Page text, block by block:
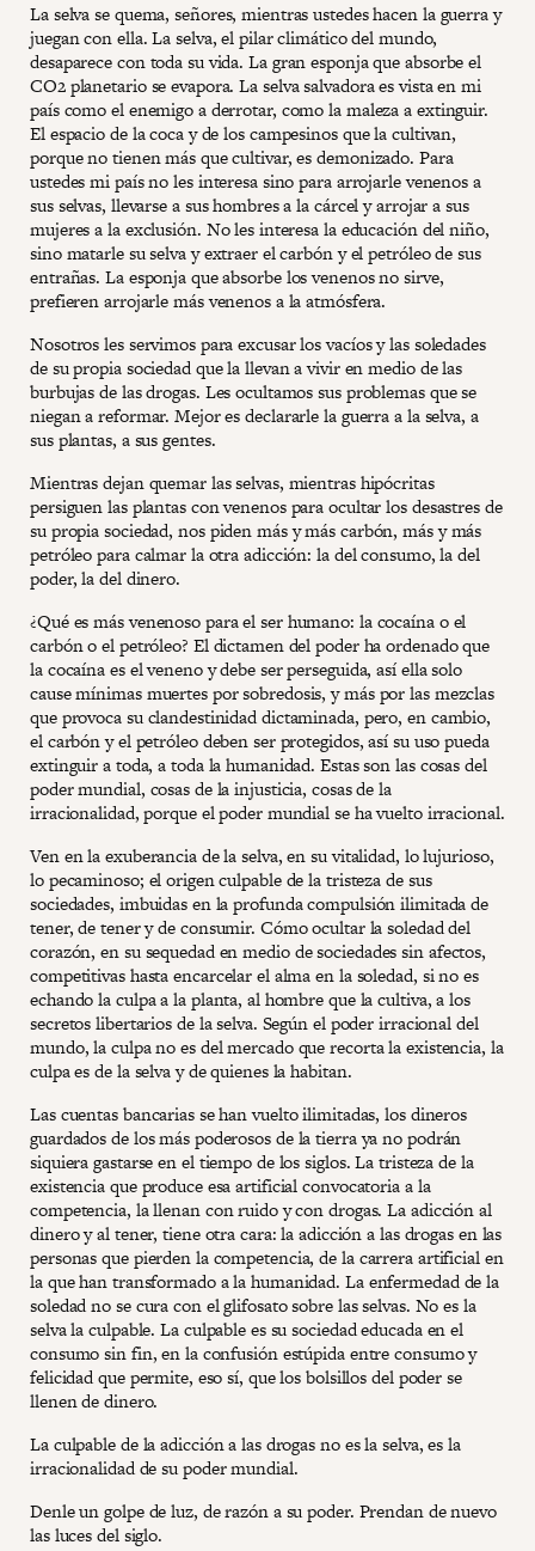
La selva se quema, señores, mientras ustedes hacen la guerra y
juegan con ella. La selva, el pilar climático del mundo,
desaparece con toda su vida. La gran esponja que absorbe el
CO2 planetario se evapora. La selva salvadora es vista en mi
país como el enemigo a derrotar, como la maleza a extinguir.
El espacio de la coca y de los campesinos que la cultivan,
porque no tienen más que cultivar, es demonizado. Para
ustedes mi país no les interesa sino para arrojarle venenos a
sus selvas, llevarse a sus hombres a la cárcel y arrojar a sus
mujeres a la exclusión. No les interesa la educación del niño,
sino matarle su selva y extraer el carbón y el petróleo de sus
entrañas. La esponja que absorbe los venenos no sirve,
prefieren arrojarle más venenos a la atmósfera.
Nosotros les servimos para excusar los vacíos y las soledades
de su propia sociedad que la llevan a vivir en medio de las
burbujas de las drogas. Les ocultamos sus problemas que se
niegan a reformar. Mejor es declararle la guerra a la selva, a
sus plantas, a sus gentes.
Mientras dejan quemar las selvas, mientras hipócritas
persiguen las plantas con venenos para ocultar los desastres de
su propia sociedad, nos piden más y más carbón, más y más
petróleo para calmar la otra adicción: la del consumo, la del
poder, la del dinero.
¿Qué es más venenoso para el ser humano: la cocaína o el
carbón o el petróleo? El dictamen del poder ha ordenado que
la cocaína es el veneno y debe ser perseguida, así ella solo
cause mínimas muertes por sobredosis, y más por las mezclas
que provoca su clandestinidad dictaminada, pero, en cambio,
el carbón y el petróleo deben ser protegidos, así su uso pueda
extinguir a toda, a toda la humanidad. Estas son las cosas del
poder mundial, cosas de la injusticia, cosas de la
irracionalidad, porque el poder mundial se ha vuelto irracional.
Ven en la exuberancia de la selva, en su vitalidad, lo lujurioso,
lo pecaminoso; el origen culpable de la tristeza de sus
sociedades, imbuidas en la profunda compulsión ilimitada de
tener, de tener y de consumir. Cómo ocultar la soledad del
corazón, en su sequedad en medio de sociedades sin afectos,
competitivas hasta encarcelar el alma en la soledad, si no es
echando la culpa a la planta, al hombre que la cultiva, a los
secretos libertarios de la selva. Según el poder irracional del
mundo, la culpa no es del mercado que recorta la existencia, la
culpa es de la selva y de quienes la habitan.
Las cuentas bancarias se han vuelto ilimitadas, los dineros
guardados de los más poderosos de la tierra ya no podrán
siquiera gastarse en el tiempo de los siglos. La tristeza de la
existencia que produce esa artificial convocatoria a la
competencia, la llenan con ruido y con drogas. La adicción al
dinero y al tener, tiene otra cara: la adicción a las drogas en las
personas que pierden la competencia, de la carrera artificial en
la que han transformado a la humanidad. La enfermedad de la
soledad no se cura con el glifosato sobre las selvas. No es la
selva la culpable. La culpable es su sociedad educada en el
consumo sin fin, en la confusión estúpida entre consumo y
felicidad que permite, eso sí, que los bolsillos del poder se
llenen de dinero.
La culpable de la adicción a las drogas no es la selva, es la
irracionalidad de su poder mundial.
Denle un golpe de luz, de razón a su poder. Prendan de nuevo
las luces del siglo.